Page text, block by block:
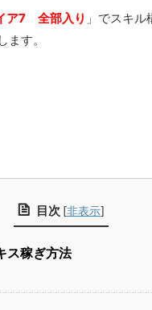
ア7 全部入り 」でスキ
す。
目次 [非表示]
ス稼ぎ方法